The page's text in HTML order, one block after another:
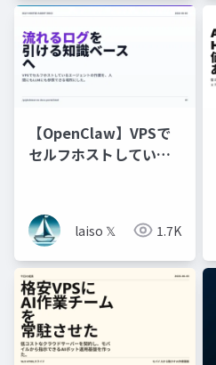
【OpenClaw】VPSで
セルフホストしている
参照できる場所にした
メモ
laiso 𝕏 1.7K